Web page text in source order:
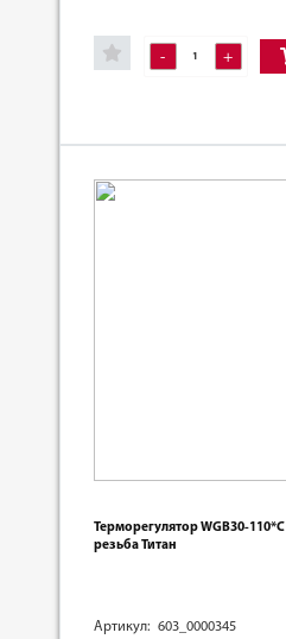
- +
Терморегулятор WGB30-110*C
резьба Титан
Артикул: 603_0000345